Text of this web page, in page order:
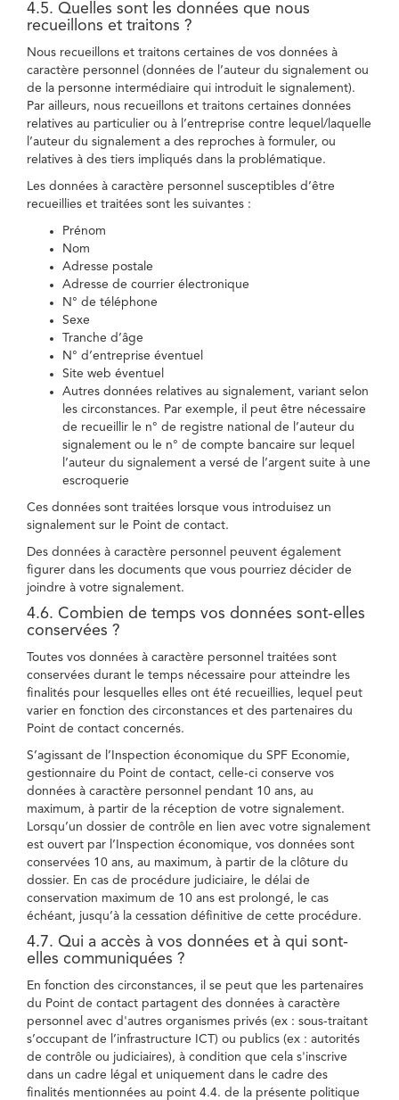
4.5. Quelles sont les données que nous
recueillons et traitons ?
Nous recueillons et traitons certaines de vos données à
caractère personnel (données de l’auteur du signalement ou
de la personne intermédiaire qui introduit le signalement).
Par ailleurs, nous recueillons et traitons certaines données
relatives au particulier ou à l’entreprise contre lequel/laquelle
l’auteur du signalement a des reproches à formuler, ou
relatives à des tiers impliqués dans la problématique.
Les données à caractère personnel susceptibles d’être
recueillies et traitées sont les suivantes :
Prénom
Nom
Adresse postale
Adresse de courrier électronique
N° de téléphone
Sexe
Tranche d’âge
N° d’entreprise éventuel
Site web éventuel
Autres données relatives au signalement, variant selon
les circonstances. Par exemple, il peut être nécessaire
de recueillir le n° de registre national de l’auteur du
signalement ou le n° de compte bancaire sur lequel
l’auteur du signalement a versé de l’argent suite à une
escroquerie
Ces données sont traitées lorsque vous introduisez un
signalement sur le Point de contact.
Des données à caractère personnel peuvent également
figurer dans les documents que vous pourriez décider de
joindre à votre signalement.
4.6. Combien de temps vos données sont-elles
conservées ?
Toutes vos données à caractère personnel traitées sont
conservées durant le temps nécessaire pour atteindre les
finalités pour lesquelles elles ont été recueillies, lequel peut
varier en fonction des circonstances et des partenaires du
Point de contact concernés.
S’agissant de l’Inspection économique du SPF Economie,
gestionnaire du Point de contact, celle-ci conserve vos
données à caractère personnel pendant 10 ans, au
maximum, à partir de la réception de votre signalement.
Lorsqu’un dossier de contrôle en lien avec votre signalement
est ouvert par l’Inspection économique, vos données sont
conservées 10 ans, au maximum, à partir de la clôture du
dossier. En cas de procédure judiciaire, le délai de
conservation maximum de 10 ans est prolongé, le cas
échéant, jusqu’à la cessation définitive de cette procédure.
4.7. Qui a accès à vos données et à qui sont-
elles communiquées ?
En fonction des circonstances, il se peut que les partenaires
du Point de contact partagent des données à caractère
personnel avec d'autres organismes privés (ex : sous-traitant
s’occupant de l’infrastructure ICT) ou publics (ex : autorités
de contrôle ou judiciaires), à condition que cela s'inscrive
dans un cadre légal et uniquement dans le cadre des
finalités mentionnées au point 4.4. de la présente politique